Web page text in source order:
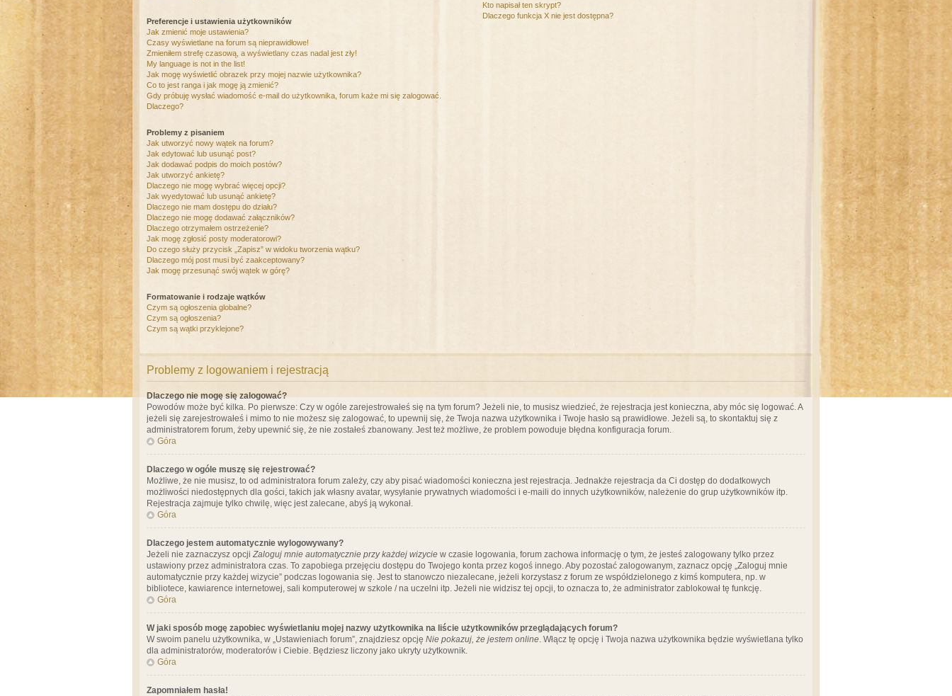
Preferencje i ustawienia użytkowników
Jak zmienić moje ustawienia?
Czasy wyświetlane na forum są nieprawidłowe!
Zmieniłem strefę czasową, a wyświetlany czas nadal jest zły!
My language is not in the list!
Jak mogę wyświetlić obrazek przy mojej nazwie użytkownika?
Co to jest ranga i jak mogę ją zmienić?
Gdy próbuję wysłać wiadomość e-mail do użytkownika, forum każe mi się zalogować.
Dlaczego?
Problemy z pisaniem
Jak utworzyć nowy wątek na forum?
Jak edytować lub usunąć post?
Jak dodawać podpis do moich postów?
Jak utworzyć ankietę?
Dlaczego nie mogę wybrać więcej opcji?
Jak wyedytować lub usunąć ankietę?
Dlaczego nie mam dostępu do działu?
Dlaczego nie mogę dodawać załączników?
Dlaczego otrzymałem ostrzeżenie?
Jak mogę zgłosić posty moderatorowi?
Do czego służy przycisk „Zapisz” w widoku tworzenia wątku?
Dlaczego mój post musi być zaakceptowany?
Jak mogę przesunąć swój wątek w górę?
Formatowanie i rodzaje wątków
Czym są ogłoszenia globalne?
Czym są ogłoszenia?
Czym są wątki przyklejone?
Kto napisał ten skrypt?
Dlaczego funkcja X nie jest dostępna?
Problemy z logowaniem i rejestracją
Dlaczego nie mogę się zalogować?
Powodów może być kilka. Po pierwsze: Czy w ogóle zarejestrowałeś się na tym forum? Jeżeli nie, to musisz wiedzieć, że rejestracja jest konieczna, aby móc się logować. A
jeżeli się zarejestrowałeś i mimo to nie możesz się zalogować, to upewnij się, że Twoja nazwa użytkownika i Twoje hasło są prawidłowe. Jeżeli są, to skontaktuj się z
administratorem forum, żeby upewnić się, że nie zostałeś zbanowany. Jest też możliwe, że problem powoduje błędna konfiguracja forum.
Góra
Dlaczego w ogóle muszę się rejestrować?
Możliwe, że nie musisz, to od administratora forum zależy, czy aby pisać wiadomości konieczna jest rejestracja. Jednakże rejestracja da Ci dostęp do dodatkowych
możliwości niedostępnych dla gości, takich jak własny avatar, wysyłanie prywatnych wiadomości i e-maili do innych użytkowników, należenie do grup użytkowników itp.
Rejestracja zajmuje tylko chwilę, więc jest zalecane, abyś ją wykonał.
Góra
Dlaczego jestem automatycznie wylogowywany?
Jeżeli nie zaznaczysz opcji Zaloguj mnie automatycznie przy każdej wizycie w czasie logowania, forum zachowa informację o tym, że jesteś zalogowany tylko przez
ustawiony przez administratora czas. To zapobiega przejęciu dostępu do Twojego konta przez kogoś innego. Aby pozostać zalogowanym, zaznacz opcję „Zaloguj mnie
automatycznie przy każdej wizycie” podczas logowania się. Jest to stanowczo niezalecane, jeżeli korzystasz z forum ze współdzielonego z kimś komputera, np. w
bibliotece, kawiarence internetowej, sali komputerowej w szkole / na uczelni itp. Jeżeli nie widzisz tej opcji, to oznacza to, że administrator zablokował tę funkcję.
Góra
W jaki sposób mogę zapobiec wyświetlaniu mojej nazwy użytkownika na liście użytkowników przeglądających forum?
W swoim panelu użytkownika, w „Ustawieniach forum”, znajdziesz opcję Nie pokazuj, że jestem online. Włącz tę opcję i Twoja nazwa użytkownika będzie wyświetlana tylko
dla administratorów, moderatorów i Ciebie. Będziesz liczony jako ukryty użytkownik.
Góra
Zapomniałem hasła!